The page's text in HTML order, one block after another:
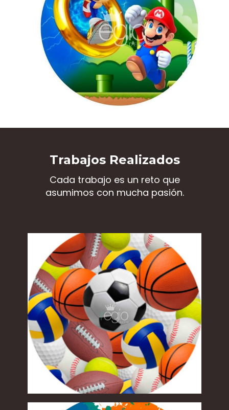
TrabajosRealizados
Cada trabajo es un reto que
asumimos con mucha pasión.